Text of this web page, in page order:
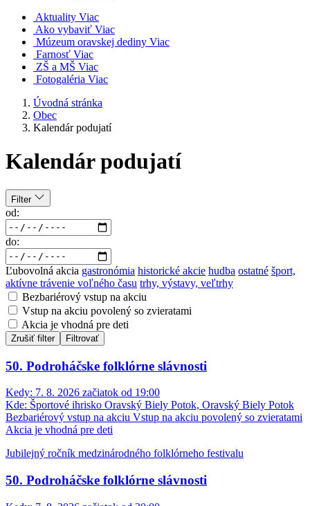
Aktuality Viac
Ako vybaviť Viac
Múzeum oravskej dediny Viac
Farnosť Viac
ZŠ a MŠ Viac
Fotogaléria Viac
Úvodná stránka
Obec
Kalendár podujatí
Kalendár podujatí
Filter
od:
do:
Ľubovolná akcia gastronómia historické akcie hudba ostatné šport,
aktívne trávenie voľného času trhy, výstavy, veľtrhy
Bezbariérový vstup na akciu
Vstup na akciu povolený so zvieratami
Akcia je vhodná pre deti
Zrušiť filter Filtrovať
50. Podroháčske folklórne slávnosti
Kedy: 7. 8. 2026 začiatok od 19:00
Kde: Športové ihrisko Oravský Biely Potok, Oravský Biely Potok
Bezbariérový vstup na akciu Vstup na akciu povolený so zvieratami
Akcia je vhodná pre deti
Jubilejný ročník medzinárodného folklórneho festivalu
50. Podroháčske folklórne slávnosti